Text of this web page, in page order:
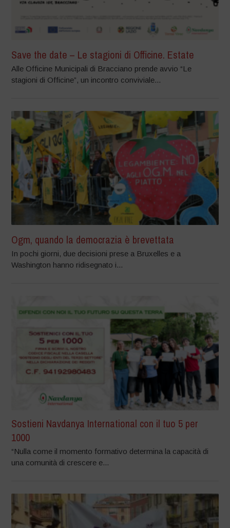
Save the date – Le stagioni di Officine. Estate
Alle Officine Municipali di Bracciano prende avvio “Le
stagioni di Officine”, un incontro conviviale...
Ogm, quando la democrazia è brevettata
In pochi giorni, due decisioni prese a Bruxelles e a
Washington hanno ridisegnato i...
Sostieni Navdanya International con il tuo 5 per
1000
“Nulla come il momento formativo determina la capacità di
una comunità di crescere e...